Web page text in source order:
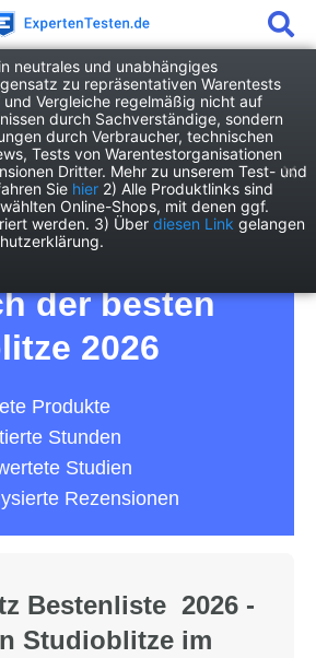
Kamera/Foto Studioblitz
Test – damit
Sie optimale
–
der besten
2026
Produkte
Stunden
Studien
Rezensionen
Bestenliste 2026 -
Studioblitze im
neutrales und unabhängiges
zu repräsentativen Warentests
und Vergleiche regelmäßig nicht auf
durch Sachverständige, sondern
durch Verbraucher, technischen
Tests von Warentestorganisationen
Dritter. Mehr zu unserem Test- und
Sie hier 2) Alle Produktlinks sind
Online-Shops, mit denen ggf.
werden. 3) Über diesen Link gelangen